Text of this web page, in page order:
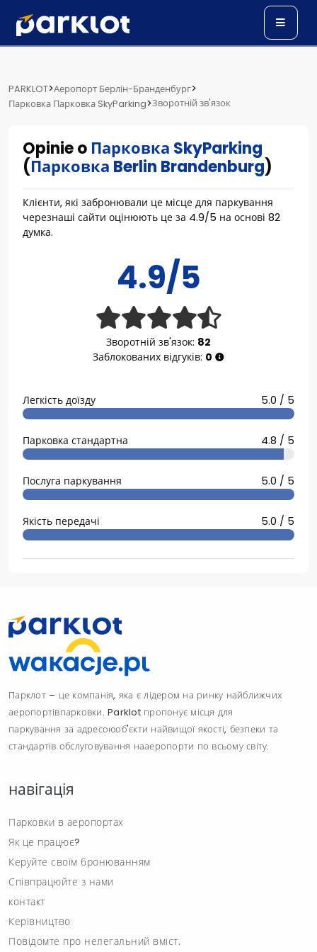
PARKLOT>Аеропорт Берлін-Бранденбург>
Парковка Парковка SkyParking>Зворотній зв'язок
Opinie o Парковка SkyParking
(Парковка Berlin Brandenburg)
Клієнти, які забронювали це місце для паркування
черезнаші сайти оцінюють це за 4.9/5 на основі 82
думка.
4.9/5
Зворотній зв'язок: 82
Заблокованих відгуків: 0
Легкість доїзду 5.0 / 5
Парковка стандартна 4.8 / 5
Послуга паркування 5.0 / 5
Якість передачі 5.0 / 5
Парклот – це компанія, яка є лідером на ринку найближчих
аеропортівпарковки. Parklot пропонує місця для
паркування за адресоюоб'єкти найвищої якості, безпеки та
стандартів обслуговування нааеропорти по всьому світу.
навігація
Парковки в аеропортах
Як це працює?
Керуйте своїм бронюванням
Співпрацюйте з нами
контакт
Керівництво
Повідомте про нелегальний вміст.